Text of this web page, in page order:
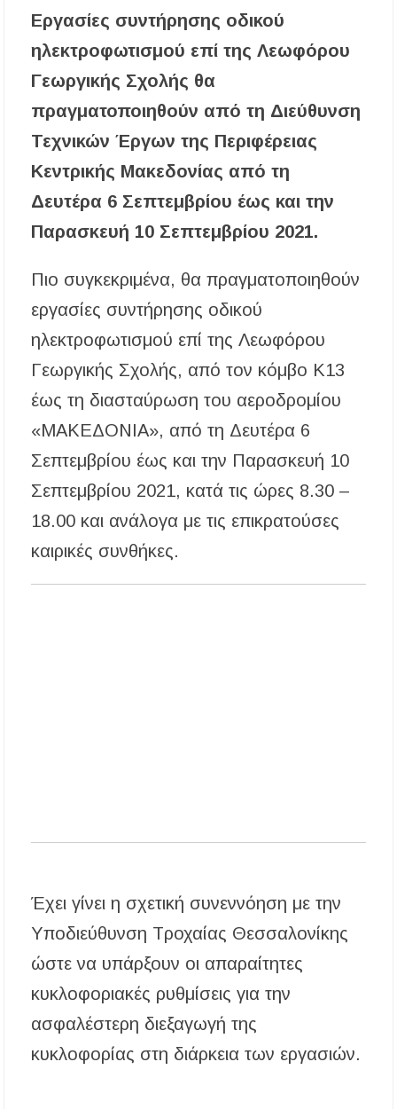
Χαλκιδική: Νεκρός 69χρονος λουόμενος στην
παραλία Σίβηρης
Διακοπές ρεύματος σε περιοχές της Χαλκιδικής
– Πότε και πού θα σημειωθούν
Νέες χρηματοδοτήσεις από το Πράσινο Ταμείο
για δήμους της Κεντρικής Μακεδονίας
πανήγυρη του Παρεκκλησίου Μεταμορφώσεως
του Σωτήρος στην Παραλία Διονυσίου
Έρευνα απαντάει: Πόσο χρόνο κερδίζουμε
υπερβαίνοντας το όριο ταχύτητας;
Χαλκιδική: Άμεση η κατάσβεση πυρκαγιάς σε
χαμηλή βλάστηση στην περιοχή του Πόρτο
Καρράς
ΗΜΩΝ ΙΗΣΟΥ ΧΡΙΣΤΟΥ ΣΤΟ
Υπογράφηκε η σύμβαση για την ενεργειακή
αναβάθμιση του Μουσικού Γυμνασίου Νέας
Προποντίδας
Εργασίες συντήρησης οδικού
ηλεκτροφωτισμού επί της Λεωφόρου
Γεωργικής Σχολής θα
πραγματοποιηθούν από τη Διεύθυνση
Τεχνικών Έργων της Περιφέρειας
Κεντρικής Μακεδονίας από τη
Δευτέρα 6 Σεπτεμβρίου έως και την
Παρασκευή 10 Σεπτεμβρίου 2021.
Πιο συγκεκριμένα, θα πραγματοποιηθούν
εργασίες συντήρησης οδικού
ηλεκτροφωτισμού επί της Λεωφόρου
Γεωργικής Σχολής, από τον κόμβο Κ13
έως τη διασταύρωση του αεροδρομίου
«ΜΑΚΕΔΟΝΙΑ», από τη Δευτέρα 6
Σεπτεμβρίου έως και την Παρασκευή 10
Σεπτεμβρίου 2021, κατά τις ώρες 8.30 –
18.00 και ανάλογα με τις επικρατούσες
καιρικές συνθήκες.
Έχει γίνει η σχετική συνεννόηση με την
Υποδιεύθυνση Τροχαίας Θεσσαλονίκης
ώστε να υπάρξουν οι απαραίτητες
κυκλοφοριακές ρυθμίσεις για την
ασφαλέστερη διεξαγωγή της
κυκλοφορίας στη διάρκεια των εργασιών.